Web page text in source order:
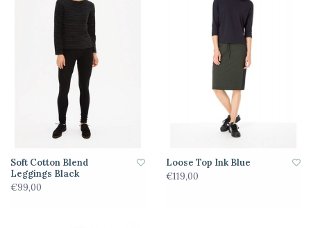
Soft Cotton Blend
Leggings Black
€99,00
Loose Top Ink Blue
€119,00